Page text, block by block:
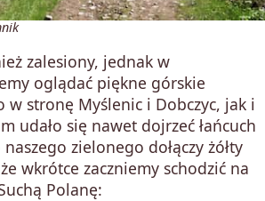
zalesiony, jednak w
oglądać piękne górskie
w stronę Myślenic i Dobczyc, jak i
udało się nawet dojrzeć łańcuch
zielonego dołączy żółty
wkrótce zaczniemy schodzić na
Polanę: